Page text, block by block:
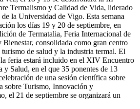
Termalismo y Calidad de Vida, liderado
la Universidad de Vigo. Esta semana
los días 19 y 20 de septiembre, en
de Termatalia, Feria Internacional de
consolidada como gran centro
de salud y la industria termal. El
feria estará incluido en el XIV Encuentro
y Salud, en el que 35 ponentes de 13
de una sesión científica sobre
sobre Turismo, Innovación y
el 21 de septiembre se organizará un